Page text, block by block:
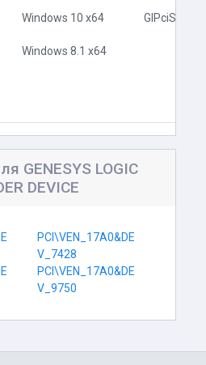
Windows 10 x64
Windows 8.1 x64
GlPciSD.inf
GENESYS LOGIC
DEVICE
PCI\VEN_17A0&DE
V_7428
PCI\VEN_17A0&DE
V_9750